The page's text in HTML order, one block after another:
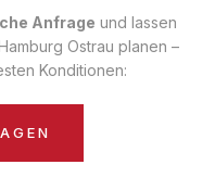
Anfrage und lassen
Ostrau planen –
Konditionen: